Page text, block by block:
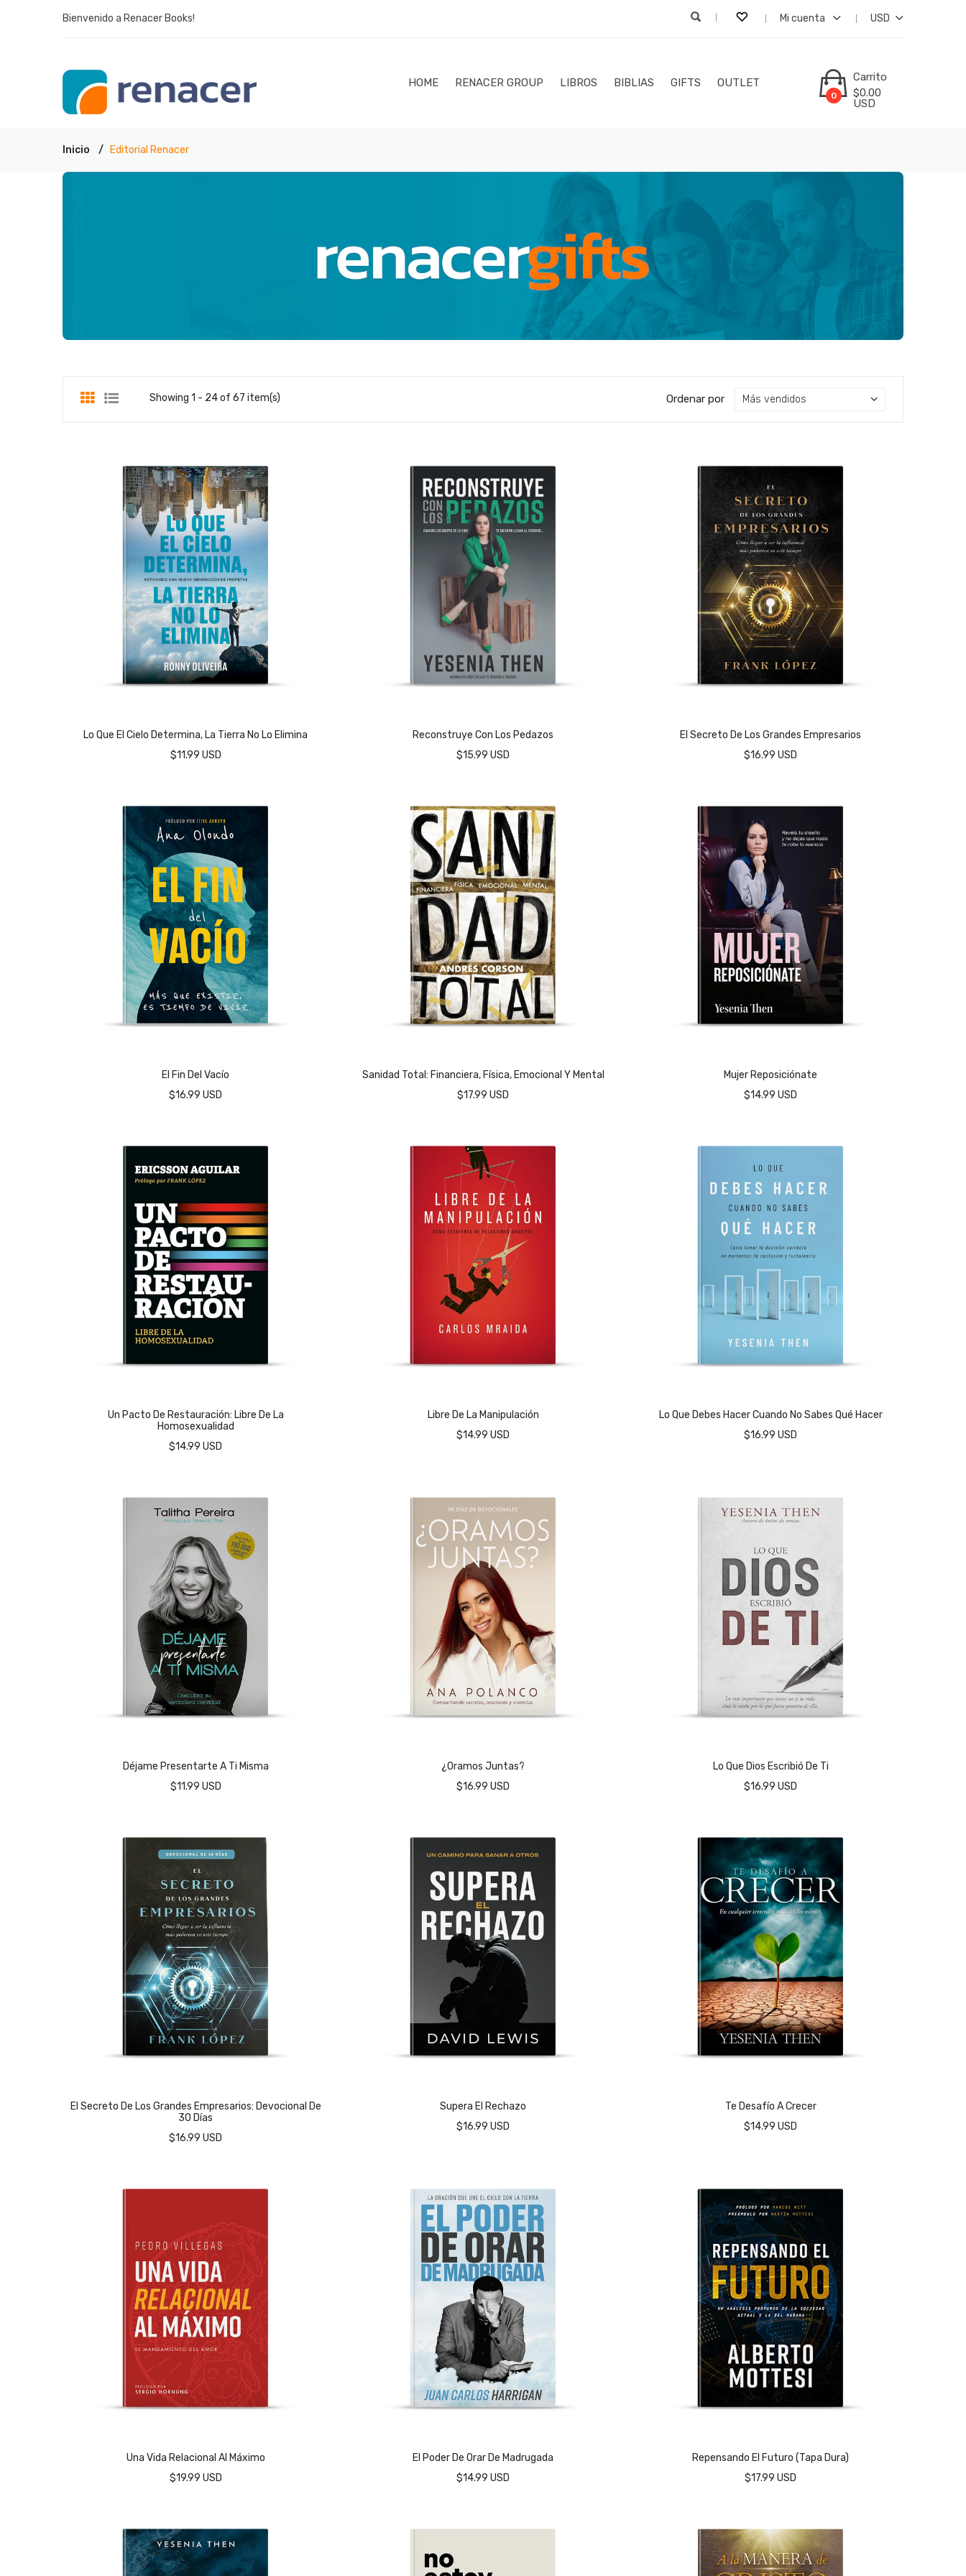
Bienvenido a Renacer Books! Mi cuenta USD
HOME RENACER GROUP LIBROS BIBLIAS GIFTS OUTLET
0
Carrito
$0.00
USD
Inicio Editorial Renacer
Showing 1 - 24 of 67 item(s) Ordenar por
Lo Que El Cielo Determina, La Tierra No Lo Elimina
$11.99 USD
Reconstruye Con Los Pedazos
$15.99 USD
El Secreto De Los Grandes Empresarios
$16.99 USD
El Fin Del Vacío
$16.99 USD
Sanidad Total: Financiera, Física, Emocional Y Mental
$17.99 USD
Mujer Reposiciónate
$14.99 USD
Un Pacto De Restauración: Libre De La
Homosexualidad
$14.99 USD
Libre De La Manipulación
$14.99 USD
Lo Que Debes Hacer Cuando No Sabes Qué Hacer
$16.99 USD
Déjame Presentarte A Ti Misma
$11.99 USD
¿Oramos Juntas?
$16.99 USD
Lo Que Dios Escribió De Ti
$16.99 USD
El Secreto De Los Grandes Empresarios: Devocional De
30 Días
$16.99 USD
Supera El Rechazo
$16.99 USD
Te Desafío A Crecer
$14.99 USD
Una Vida Relacional Al Máximo
$19.99 USD
El Poder De Orar De Madrugada
$14.99 USD
Repensando El Futuro (tapa Dura)
$17.99 USD